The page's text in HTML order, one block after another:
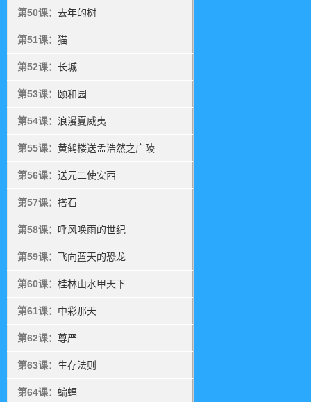
第50课： 去年的树
第51课： 猫
第52课： 长城
第53课： 颐和园
第54课： 浪漫夏威夷
第55课： 黄鹤楼送孟浩然之广陵
第56课： 送元二使安西
第57课： 搭石
第58课： 呼风唤雨的世纪
第59课： 飞向蓝天的恐龙
第60课： 桂林山水甲天下
第61课： 中彩那天
第62课： 尊严
第63课： 生存法则
第64课： 蝙蝠